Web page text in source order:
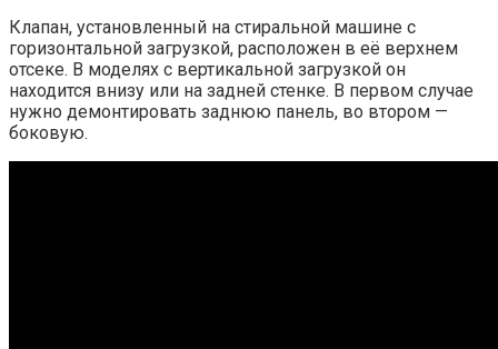
Клапан, установленный на стиральной машине с
горизонтальной загрузкой, расположен в её верхнем
отсеке. В моделях с вертикальной загрузкой он
находится внизу или на задней стенке. В первом случае
нужно демонтировать заднюю панель, во втором —
боковую.